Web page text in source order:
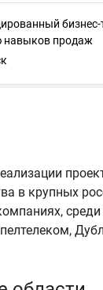
бизнес-
навыков продаж
в крупных
среди